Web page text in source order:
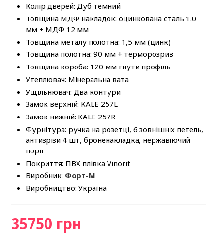
Колір дверей: Дуб темний
Товщина МДФ накладок: оцинкована сталь 1.0
мм + МДФ 12 мм
Товщина металу полотна: 1,5 мм (цинк)
Товщина полотна: 90 мм + терморозрив
Товщина короба: 120 мм гнути профіль
Утеплювач: Мінеральна вата
Ущільнювач: Два контури
Замок верхній: KALE 257L
Замок нижній: KALE 257R
Фурнітура: ручка на розетці, 6 зовнішніх петель,
антизрізи 4 шт, броненакладка, нержавіючий
поріг
Покриття: ПВХ плівка Vinorit
Виробник: Форт-М
Виробництво: Україна
35750 грн